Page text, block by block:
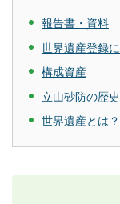
報告書・資料
世界遺産登録
構成資産
立山砂防の歴史
世界遺産とは？